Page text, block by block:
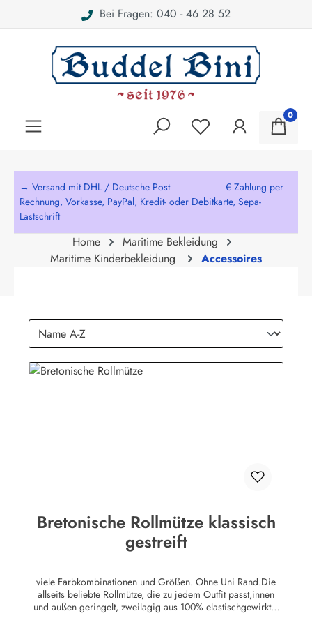
Bei Fragen: 040 - 46 28 52
0
→ Versand mit DHL / Deutsche Post € Zahlung per
Rechnung, Vorkasse, PayPal, Kredit- oder Debitkarte, Sepa-
Lastschrift
Home
Maritime Bekleidung
Maritime Kinderbekleidung
Accessoires
Bretonische Rollmütze klassisch
gestreift
viele Farbkombinationen und Größen. Ohne Uni Rand.Die
allseits beliebte Rollmütze, die zu jedem Outfit passt,innen
und außen geringelt, zweilagig aus 100% elastischgewirkter